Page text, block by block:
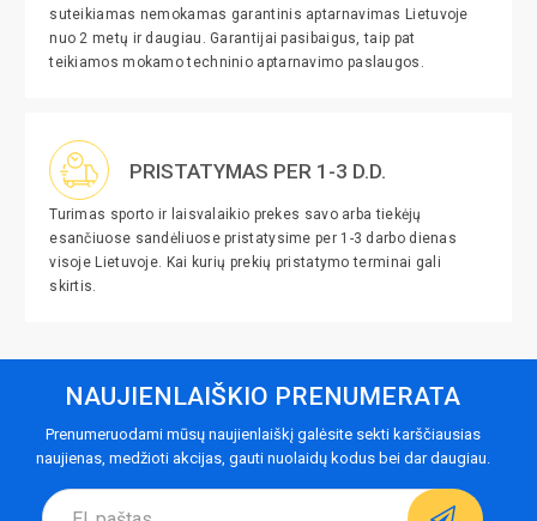
suteikiamas nemokamas garantinis aptarnavimas Lietuvoje
nuo 2 metų ir daugiau. Garantijai pasibaigus, taip pat
teikiamos mokamo techninio aptarnavimo paslaugos.
PRISTATYMAS PER 1-3 D.D.
Turimas sporto ir laisvalaikio prekes savo arba tiekėjų
esančiuose sandėliuose pristatysime per 1-3 darbo dienas
visoje Lietuvoje. Kai kurių prekių pristatymo terminai gali
skirtis.
NAUJIENLAIŠKIO PRENUMERATA
Prenumeruodami mūsų naujienlaiškį galėsite sekti karščiausias
naujienas, medžioti akcijas, gauti nuolaidų kodus bei dar daugiau.